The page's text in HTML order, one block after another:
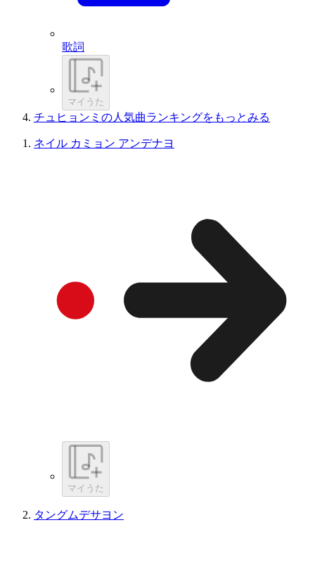
歌詞
マイうた
チュヒョンミの人気曲ランキングをもっとみる
ネイル カミョン アンデナヨ
マイうた
タングムデサヨン